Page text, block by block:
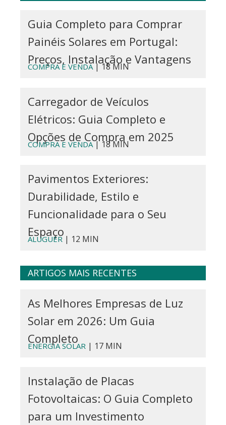
Guia Completo para Comprar
Painéis Solares em Portugal:
Preços, Instalação e Vantagens
COMPRA E VENDA| 18 MIN
Carregador de Veículos
Elétricos: Guia Completo e
Opções de Compra em 2025
COMPRA E VENDA| 18 MIN
Pavimentos Exteriores:
Durabilidade, Estilo e
Funcionalidade para o Seu
Espaço
ALUGUER| 12 MIN
ARTIGOS MAIS RECENTES
As Melhores Empresas de Luz
Solar em 2026: Um Guia
Completo
ENERGIA SOLAR | 17 MIN
Instalação de Placas
Fotovoltaicas: O Guia Completo
para um Investimento